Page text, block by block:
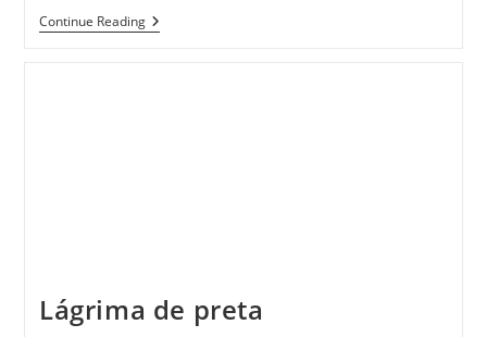
Continue ReadingDia
Internacional
Lágrima de preta